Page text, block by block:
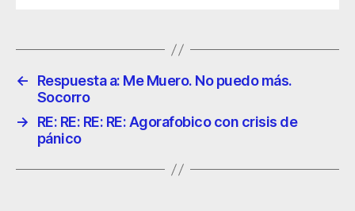
←
Respuesta a: Me Muero. No puedo más.
Socorro
→
RE: RE: RE: RE: Agorafobico con crisis de
pánico